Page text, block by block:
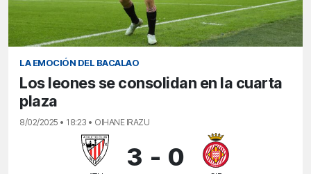
LA EMOCIÓN DEL BACALAO
Los leones se consolidan en la cuarta
plaza
8/02/2025 • 18:23 • OIHANE IRAZU
3 - 0